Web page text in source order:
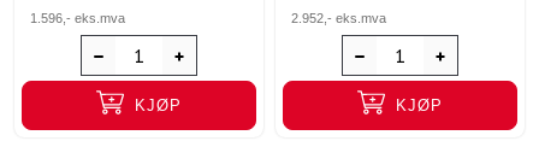
1.596,- eks.mva
KJØP
2.952,- eks.mva
KJØP